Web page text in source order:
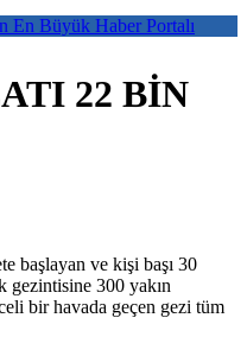
22 BİN
başlayan ve kişi başı 30
gezintisine 300 yakın
bir havada geçen gezi tüm